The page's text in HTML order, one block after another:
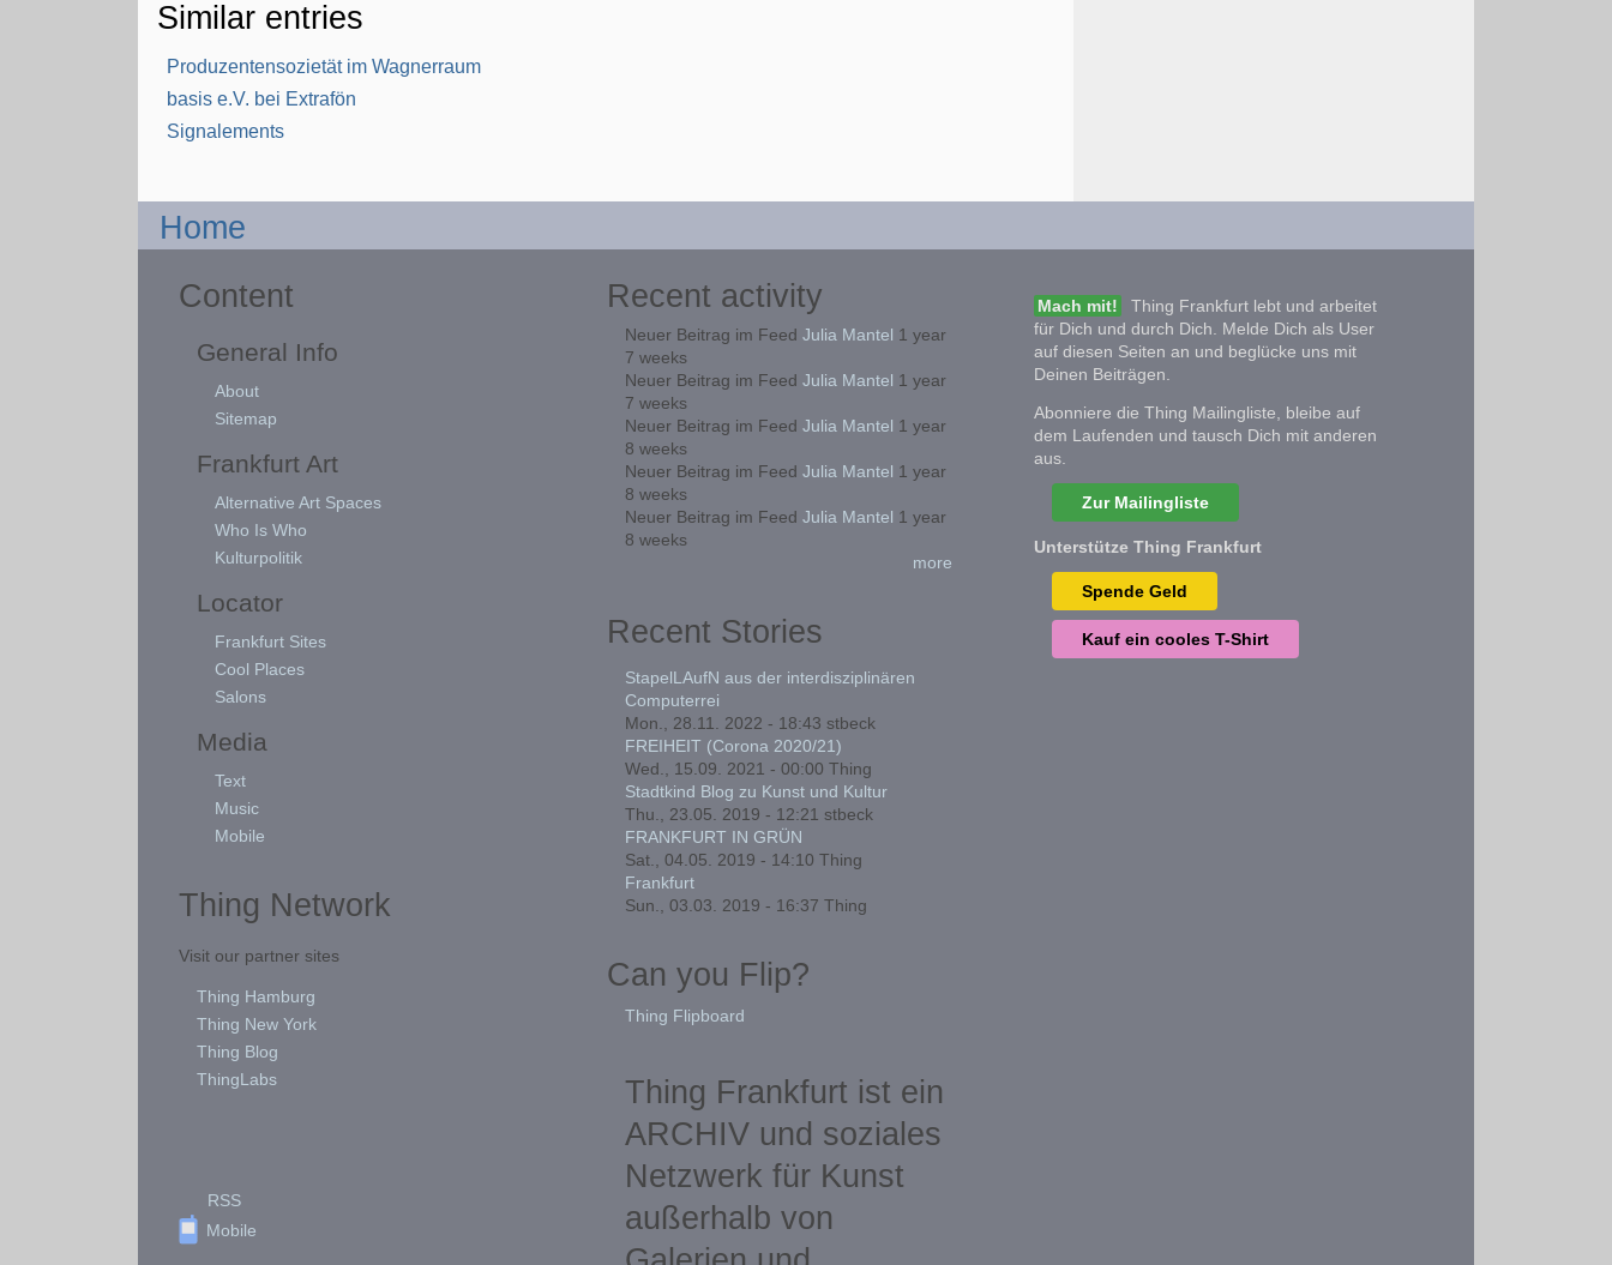
Similar entries
Produzentensozietät im Wagnerraum
basis e.V. bei Extrafön
Signalements
Home
Content
General Info
About
Sitemap
Frankfurt Art
Alternative Art Spaces
Who Is Who
Kulturpolitik
Locator
Frankfurt Sites
Cool Places
Salons
Media
Text
Music
Mobile
Thing Network
Visit our partner sites
Thing Hamburg
Thing New York
Thing Blog
ThingLabs
RSS
Mobile
Recent activity
Neuer Beitrag im Feed Julia Mantel 1 year
7 weeks
Neuer Beitrag im Feed Julia Mantel 1 year
7 weeks
Neuer Beitrag im Feed Julia Mantel 1 year
8 weeks
Neuer Beitrag im Feed Julia Mantel 1 year
8 weeks
Neuer Beitrag im Feed Julia Mantel 1 year
8 weeks
more
Recent Stories
StapelLAufN aus der interdisziplinären
Computerrei
Mon., 28.11. 2022 - 18:43 stbeck
FREIHEIT (Corona 2020/21)
Wed., 15.09. 2021 - 00:00 Thing
Stadtkind Blog zu Kunst und Kultur
Thu., 23.05. 2019 - 12:21 stbeck
FRANKFURT IN GRÜN
Sat., 04.05. 2019 - 14:10 Thing
Frankfurt
Sun., 03.03. 2019 - 16:37 Thing
Can you Flip?
Thing Flipboard
Thing Frankfurt ist ein
ARCHIV und soziales
Netzwerk für Kunst
außerhalb von
Mach mit!
Thing Frankfurt lebt und arbeitet
für Dich und durch Dich. Melde Dich als User
auf diesen Seiten an und beglücke uns mit
Deinen Beiträgen.
Abonniere die Thing Mailingliste, bleibe auf
dem Laufenden und tausch Dich mit anderen
aus.
Zur Mailingliste
Unterstütze Thing Frankfurt
Spende Geld
Kauf ein cooles T-Shirt